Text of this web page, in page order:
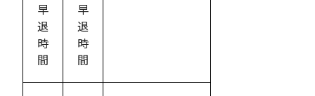
早
退
時
間
早
退
時
間